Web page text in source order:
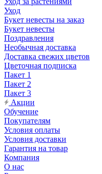
Уход
Букет невесты на заказ
Букет невесты
Поздравления
Необычная доставка
Доставка свежих цветов
Цветочная подписка
Пакет 1
Пакет 2
Пакет 3
Акции
Обучение
Покупателям
Условия оплаты
Условия доставки
Гарантия на товар
Компания
О нас